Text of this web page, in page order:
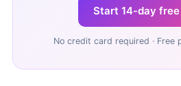
Start 14-day
No credit card required · Free